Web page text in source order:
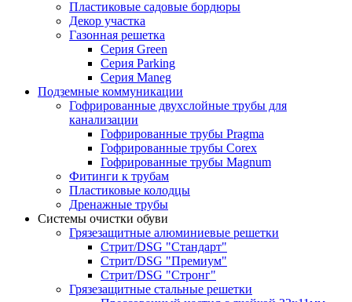
Пластиковые садовые бордюры
Декор участка
Газонная решетка
Серия Green
Серия Parking
Серия Maneg
Подземные коммуникации
Гофрированные двухслойные трубы для
канализации
Гофрированные трубы Pragma
Гофрированные трубы Corex
Гофрированные трубы Magnum
Фитинги к трубам
Пластиковые колодцы
Дренажные трубы
Системы очистки обуви
Грязезащитные алюминиевые решетки
Стрит/DSG "Стандарт"
Стрит/DSG "Премиум"
Стрит/DSG "Стронг"
Грязезащитные стальные решетки